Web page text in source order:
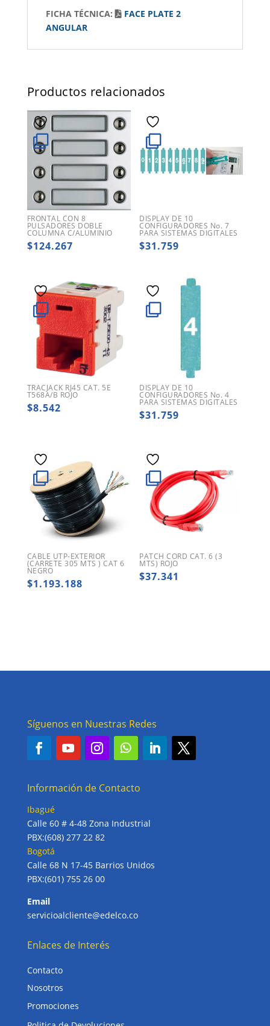
FICHA TÉCNICA:
FACE PLATE 2
ANGULAR
Productos relacionados
FRONTAL CON 8
PULSADORES DOBLE
COLUMNA C/ALUMINIO
$124.267
DISPLAY DE 10
CONFIGURADORES No. 7
PARA SISTEMAS DIGITALES
$31.759
TRACJACK RJ45 CAT. 5E
T568A/B ROJO
$8.542
DISPLAY DE 10
CONFIGURADORES No. 4
PARA SISTEMAS DIGITALES
$31.759
CABLE UTP-EXTERIOR
(CARRETE 305 MTS ) CAT 6
NEGRO
$1.193.188
PATCH CORD CAT. 6 (3
MTS) ROJO
$37.341
Síguenos en Nuestras Redes
Información de Contacto
Ibagué
Calle 60 # 4-48 Zona Industrial
PBX:(608) 277 22 82
Bogotá
Calle 68 N 17-45 Barrios Unidos
PBX:(601) 755 26 00
Email
servicioalcliente@edelco.co
Enlaces de Interés
Contacto
Nosotros
Promociones